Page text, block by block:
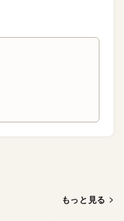
もっと見る